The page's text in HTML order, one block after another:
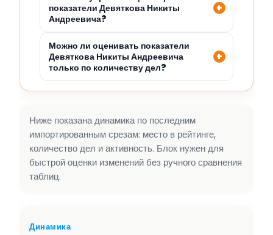
показатели Девяткова Никиты
Андреевича?
Можно ли оценивать показатели
Девяткова Никиты Андреевича
только по количеству дел?
Ниже показана динамика по последним
импортированным срезам: место в рейтинге,
количество дел и активность. Блок нужен для
быстрой оценки изменений без ручного сравнения
таблиц.
Динамика